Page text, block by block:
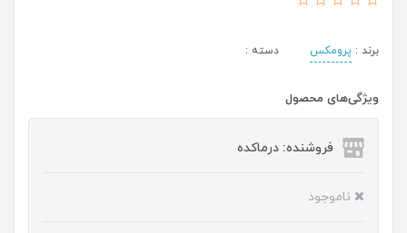
برند : پرومکس دسته :
ویژگی‌های محصول
فروشنده: درماکده
ناموجود